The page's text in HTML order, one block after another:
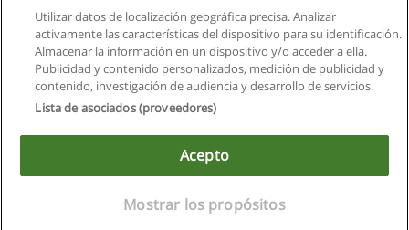
Privacidad de datos
Contactar con Educaedu
Copyright © Educaedu Business S.L. - CIF : B-95610580: -
Utilizar datos de localización geográfica precisa. Analizar
activamente las características del dispositivo para su identificación.
Almacenar la información en un dispositivo y/o acceder a ella.
Publicidad y contenido personalizados, medición de publicidad y
contenido, investigación de audiencia y desarrollo de servicios.
Lista de asociados (proveedores)
Acepto
Mostrar los propósitos